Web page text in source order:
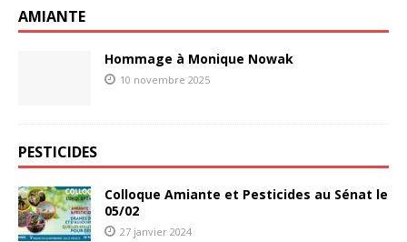
AMIANTE
Hommage à Monique Nowak
10 novembre 2025
PESTICIDES
Colloque Amiante et Pesticides au Sénat le
05/02
27 janvier 2024